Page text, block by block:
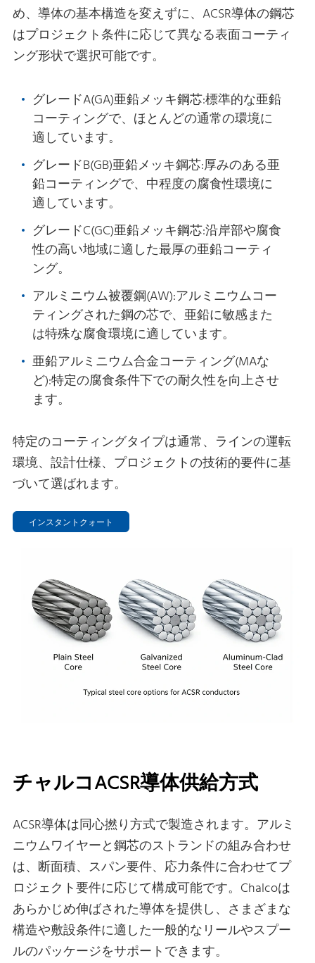
め、導体の基本構造を変えずに、ACSR導体の鋼芯
はプロジェクト条件に応じて異なる表面コーティ
ング形状で選択可能です。
グレードA(GA)亜鉛メッキ鋼芯:標準的な亜鉛
コーティングで、ほとんどの通常の環境に
適しています。
グレードB(GB)亜鉛メッキ鋼芯:厚みのある亜
鉛コーティングで、中程度の腐食性環境に
適しています。
グレードC(GC)亜鉛メッキ鋼芯:沿岸部や腐食
性の高い地域に適した最厚の亜鉛コーティ
ング。
アルミニウム被覆鋼(AW):アルミニウムコー
ティングされた鋼の芯で、亜鉛に敏感また
は特殊な腐食環境に適しています。
亜鉛アルミニウム合金コーティング(MAな
ど):特定の腐食条件下での耐久性を向上させ
ます。
特定のコーティングタイプは通常、ラインの運転
環境、設計仕様、プロジェクトの技術的要件に基
づいて選ばれます。
インスタントクォート
チャルコACSR導体供給方式
ACSR導体は同心撚り方式で製造されます。アルミ
ニウムワイヤーと鋼芯のストランドの組み合わせ
は、断面積、スパン要件、応力条件に合わせてプ
ロジェクト要件に応じて構成可能です。Chalcoは
あらかじめ伸ばされた導体を提供し、さまざまな
構造や敷設条件に適した一般的なリールやスプー
ルのパッケージをサポートできます。